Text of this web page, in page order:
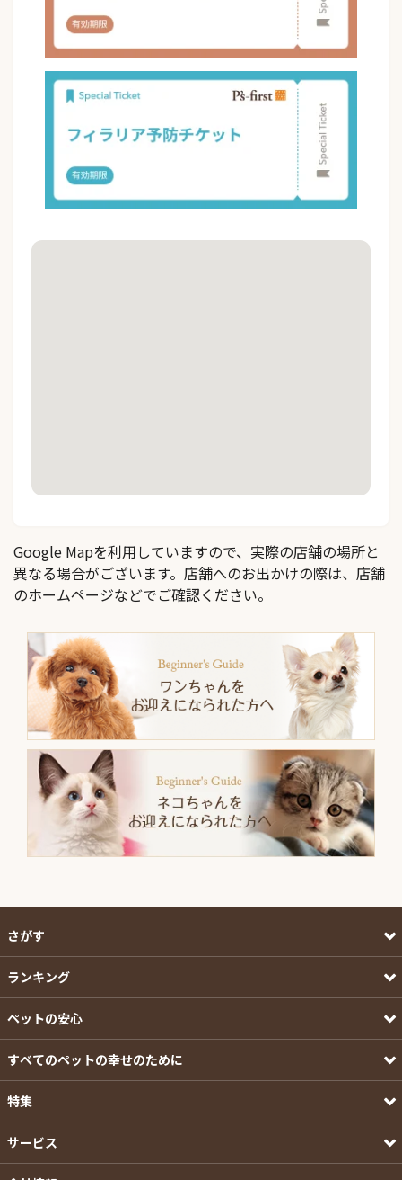
Google Mapを利用していますので、実際の店舗の場所と
異なる場合がございます。店舗へのお出かけの際は、店舗
のホームページなどでご確認ください。
さがす
ランキング
ペットの安心
すべてのペットの幸せのために
特集
サービス